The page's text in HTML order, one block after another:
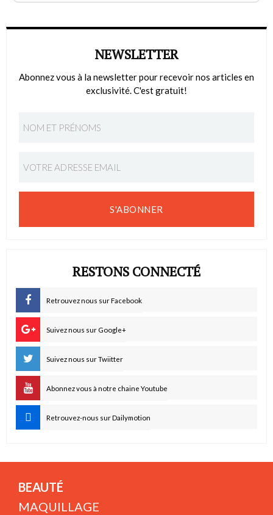
NEWSLETTER
Abonnez vous à la newsletter pour recevoir nos articles en
exclusivité. C'est gratuit!
S'ABONNER
RESTONS CONNECTÉ
Retrouvez nous sur Facebook
Suivez nous sur Google+
Suivez nous sur Twiitter
Abonnez vous à notre chaine Youtube
Retrouvez-nous sur Dailymotion
BEAUTÉ
MAQUILLAGE